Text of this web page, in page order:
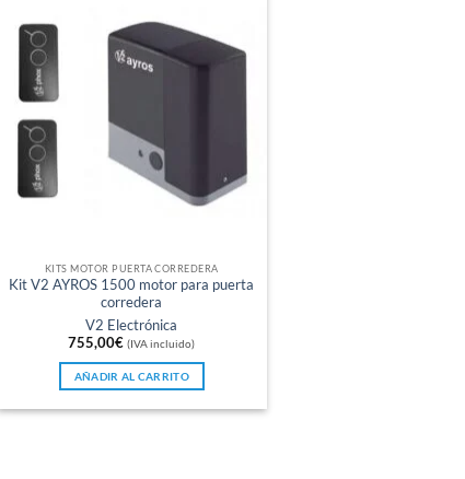
KITS MOTOR PUERTA CORREDERA
Kit V2 AYROS 1500 motor para puerta
corredera
V2 Electrónica
755,00€ (IVA incluido)
AÑADIR AL CARRITO